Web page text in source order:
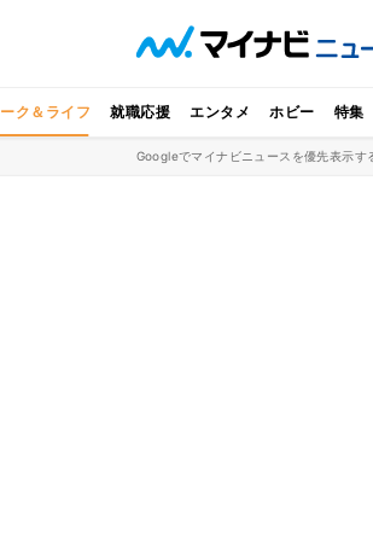
ク＆ライフ 就職応援 エンタメ ホビー 特集
Googleでマイナビニュースを優先表示す